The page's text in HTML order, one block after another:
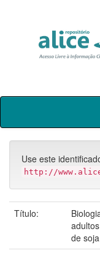
Skip
Use este
http://
Título:
de